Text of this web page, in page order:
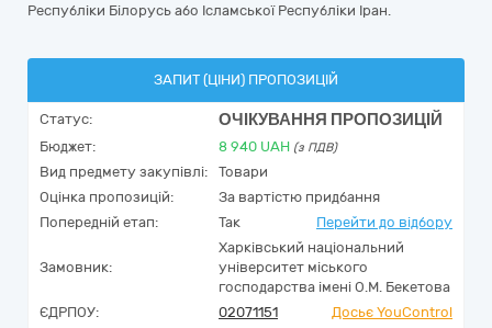
Республіки Білорусь або Ісламської Республіки Іран.
ЗАПИТ (ЦІНИ) ПРОПОЗИЦІЙ
Статус: ОЧІКУВАННЯ ПРОПОЗИЦІЙ
Бюджет: 8 940 UAH (з ПДВ)
Вид предмету закупівлі:
Товари
Оцінка пропозицій:
За вартістю придбання
Попередній етап:
Так Перейти до відбору
Замовник:
Харківський національний
університет міського
господарства імені О.М. Бекетова
ЄДРПОУ:
02071151
Досьє YouControl